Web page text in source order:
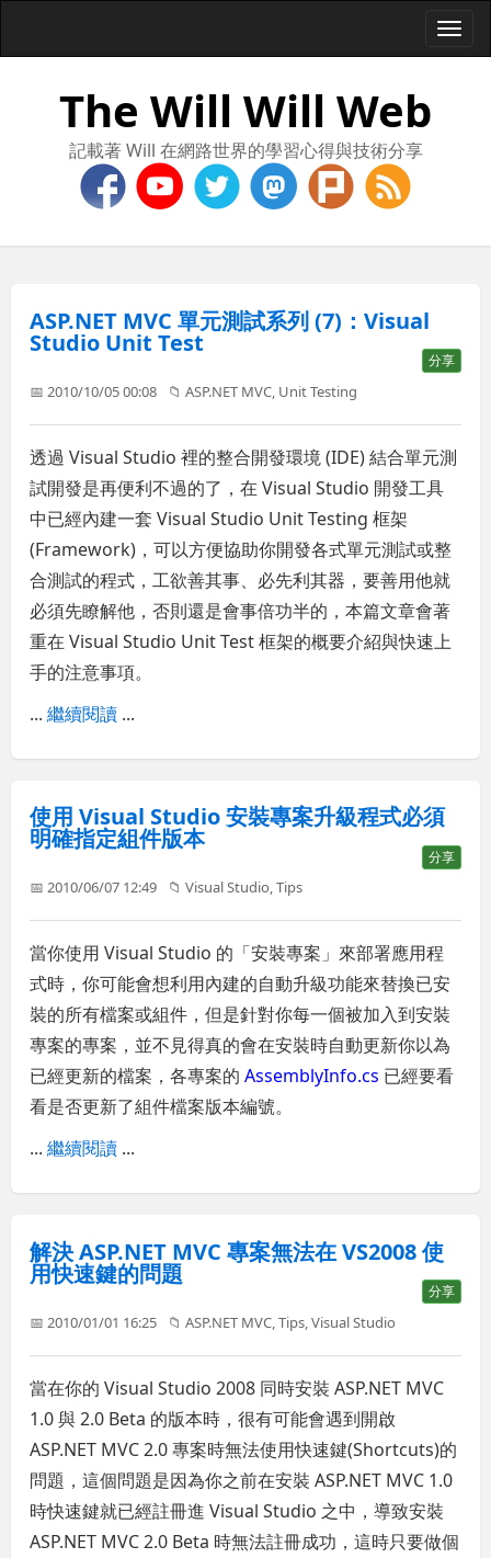
The Will Will Web
記載著 Will 在網路世界的學習心得與技術分享
ASP.NET MVC 單元測試系列 (7)：Visual
Studio Unit Test
分享
📅 2010/10/05 00:08 📁ASP.NET MVC Unit Testing
透過 Visual Studio 裡的整合開發環境 (IDE) 結合單元測
試開發是再便利不過的了，在 Visual Studio 開發工具
中已經內建一套 Visual Studio Unit Testing 框架
(Framework)，可以方便協助你開發各式單元測試或整
合測試的程式，工欲善其事、必先利其器，要善用他就
必須先瞭解他，否則還是會事倍功半的，本篇文章會著
重在 Visual Studio Unit Test 框架的概要介紹與快速上
手的注意事項。
...繼續閱讀 ...
使用 Visual Studio 安裝專案升級程式必須
明確指定組件版本
分享
📅 2010/06/07 12:49 📁Visual Studio,Tips
當你使用 Visual Studio 的「安裝專案」來部署應用程
式時，你可能會想利用內建的自動升級功能來替換已安
裝的所有檔案或組件，但是針對你每一個被加入到安裝
專案的專案，並不見得真的會在安裝時自動更新你以為
已經更新的檔案，各專案的AssemblyInfo.cs 已經要看
看是否更新了組件檔案版本編號。
...繼續閱讀 ...
解決 ASP.NET MVC 專案無法在 VS2008 使
用快速鍵的問題
分享
📅 2010/01/01 16:25 📁ASP.NET MVC,Tips,Visual Studio
當在你的 Visual Studio 2008 同時安裝 ASP.NET MVC
1.0 與 2.0 Beta 的版本時，很有可能會遇到開啟
ASP.NET MVC 2.0 專案時無法使用快速鍵(Shortcuts)的
問題，這個問題是因為你之前在安裝 ASP.NET MVC 1.0
時快速鍵就已經註冊進 Visual Studio 之中，導致安裝
ASP.NET MVC 2.0 Beta 時無法註冊成功，這時只要做個